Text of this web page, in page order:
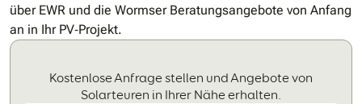
über EWR und die Wormser Beratungsangebote von Anfang
an in Ihr PV‐Projekt.
Kostenlose Anfrage stellen und Angebote von
Solarteuren in Ihrer Nähe erhalten.